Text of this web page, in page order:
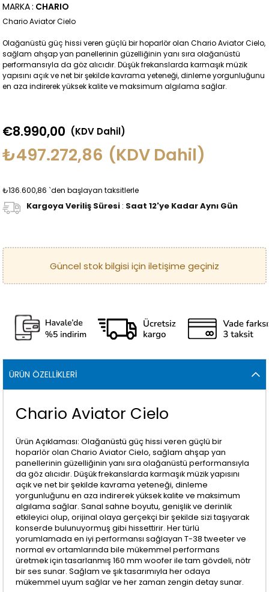
MARKA: CHARIO
Chario Aviator Cielo
Olağanüstü güç hissi veren güçlü bir hoparlör olan Chario Aviator Cielo,
sağlam ahşap yan panellerinin güzelliğinin yanı sıra olağanüstü
performansıyla da göz alıcıdır. Düşük frekanslarda karmaşık müzik
yapısını açık ve net bir şekilde kavrama yeteneği, dinleme yorgunluğunu
en aza indirerek yüksek kalite ve maksimum algılama sağlar.
€8.990,00 (KDV Dahil)
₺497.272,86 (KDV Dahil)
₺136.600,86 `den başlayan taksitlerle
Kargoya Veriliş Süresi : Saat 12'ye Kadar Aynı Gün
ÜRÜN ÖZELLIKLERI
Chario Aviator Cielo
Ürün Açıklaması: Olağanüstü güç hissi veren güçlü bir
hoparlör olan Chario Aviator Cielo, sağlam ahşap yan
panellerinin güzelliğinin yanı sıra olağanüstü performansıyla
da göz alıcıdır. Düşük frekanslarda karmaşık müzik yapısını
açık ve net bir şekilde kavrama yeteneği, dinleme
yorgunluğunu en aza indirerek yüksek kalite ve maksimum
algılama sağlar. Sanal sahne boyutu, genişlik ve derinlik
etkileyici olup, orijinal olaya gerçekçi bir şekilde sizi taşıyarak
konserde bulunuyormuş gibi hissettirir. Her türlü
yorumlamada en iyi performansı sağlayan T-38 tweeter ve
normal ev ortamlarında bile mükemmel performans
üretmek için tasarlanmış 160 mm woofer ile tam gövdeli, nötr
bir ses sunar. Sağlam ve şık tasarımıyla her odaya
mükemmel uyum sağlar ve her zaman zengin detay sunar.